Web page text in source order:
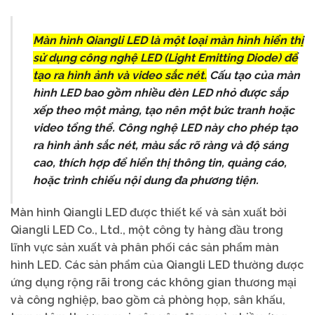
Màn hình Qiangli LED là một loại màn hình hiển thị
sử dụng công nghệ LED (Light Emitting Diode) để
tạo ra hình ảnh và video sắc nét. Cấu tạo của màn
hình LED bao gồm nhiều đèn LED nhỏ được sắp
xếp theo một mảng, tạo nên một bức tranh hoặc
video tổng thể. Công nghệ LED này cho phép tạo
ra hình ảnh sắc nét, màu sắc rõ ràng và độ sáng
cao, thích hợp để hiển thị thông tin, quảng cáo,
hoặc trình chiếu nội dung đa phương tiện.
Màn hình Qiangli LED được thiết kế và sản xuất bởi
Qiangli LED Co., Ltd., một công ty hàng đầu trong
lĩnh vực sản xuất và phân phối các sản phẩm màn
hình LED. Các sản phẩm của Qiangli LED thường được
ứng dụng rộng rãi trong các không gian thương mại
và công nghiệp, bao gồm cả phòng họp, sân khấu,